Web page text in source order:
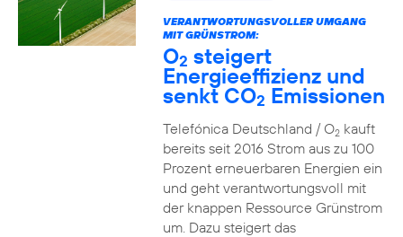
VERANTWORTUNGSVOLLER UMGANG
MIT GRÜNSTROM:
O2 steigert
Energieeffizienz und
senkt CO2 Emissionen
Telefónica Deutschland / O2kauft
bereits seit 2016 Strom aus zu 100
Prozent erneuerbaren Energien ein
und geht verantwortungsvoll mit
der knappen Ressource Grünstrom
um. Dazu steigert das